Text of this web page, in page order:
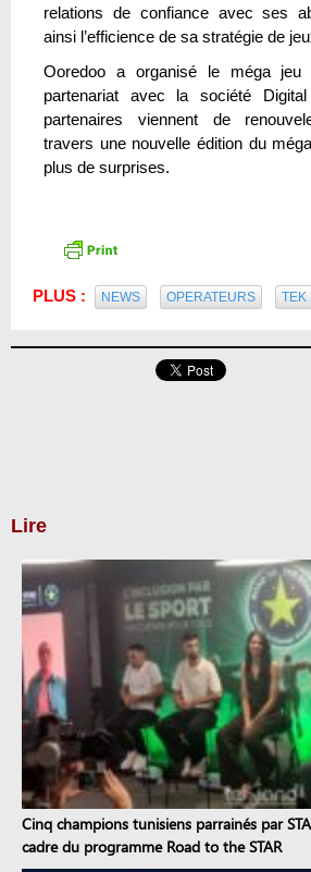
relations de confiance avec ses
ainsi l’efficience de sa stratégie de
Ooredoo a organisé le méga jeu
partenariat avec la société
partenaires viennent de
travers une nouvelle édition du
plus de surprises.
PLUS : NEWS OPERATEURS TEK
Lire
Cinq champions tunisiens parrainés par
cadre du programme Road to the STAR